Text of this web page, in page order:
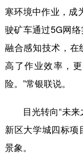
寒环境中作业，成
驶矿车通过5G网
融合感知技术，在
高了作业效率，
险。”常银联说。
目光转向“未来
新区大学城四标项
景象。